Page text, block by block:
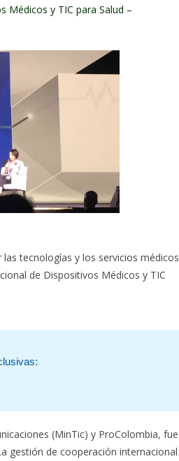
Médicos y TIC para Salud –
tecnologías y los servicios médicos
de Dispositivos Médicos y TIC
(MinTic) y ProColombia, fue
gestión de cooperación internacional